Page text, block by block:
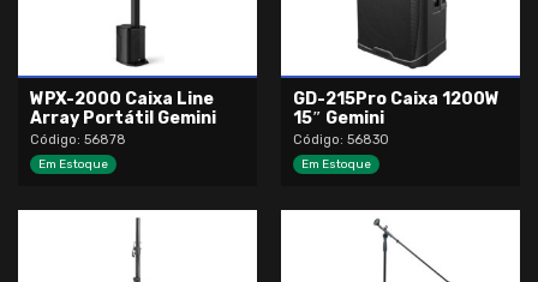
WPX-2000 Caixa Line
Array Portátil Gemini
Código: 56878
Em Estoque
GD-215Pro Caixa 1200W
15″ Gemini
Código: 56830
Em Estoque